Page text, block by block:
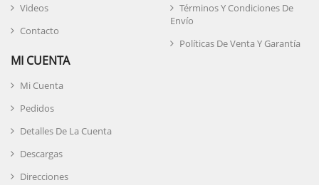
Videos
Contacto
Términos Y Condiciones De
Envío
Políticas De Venta Y Garantía
MI CUENTA
Mi Cuenta
Pedidos
Detalles De La Cuenta
Descargas
Direcciones